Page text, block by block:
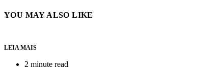
YOU MAY ALSO LIKE
LEIA MAIS
2 minute read